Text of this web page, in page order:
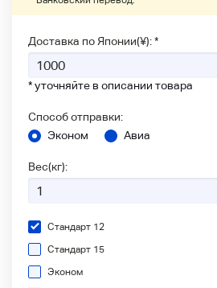
Доставка по Японии(¥): *
* уточняйте в описании товара
Способ отправки:
Эконом
Авиа
Вес(кг):
Стандарт 12
Стандарт 15
Эконом